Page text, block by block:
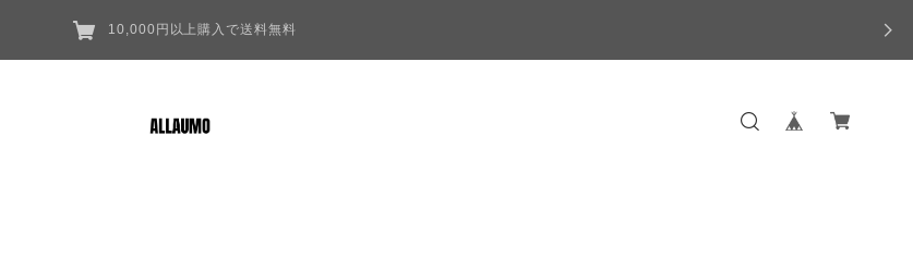
10,000円以上購入で送料無料